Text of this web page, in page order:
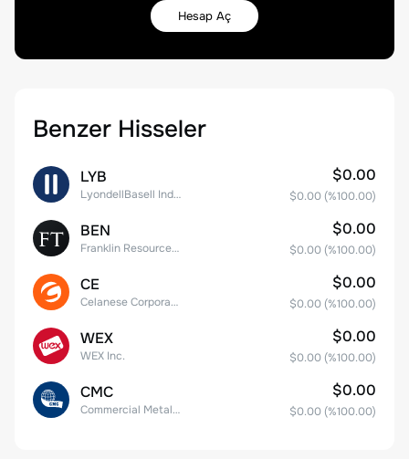
Hesap Aç
Benzer Hisseler
LYB
LyondellBasell Industries N.V. Class A
$0.00
$0.00 (%100.00)
BEN
Franklin Resources, Inc.
$0.00
$0.00 (%100.00)
CE
Celanese Corporation Common Stock
$0.00
$0.00 (%100.00)
WEX
WEX Inc.
$0.00
$0.00 (%100.00)
CMC
Commercial Metals Company
$0.00
$0.00 (%100.00)